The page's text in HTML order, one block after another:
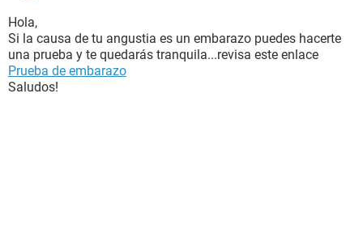
Hola,
Si la causa de tu angustia es un embarazo puedes hacerte
una prueba y te quedarás tranquila...revisa este enlace
Prueba de embarazo
Saludos!